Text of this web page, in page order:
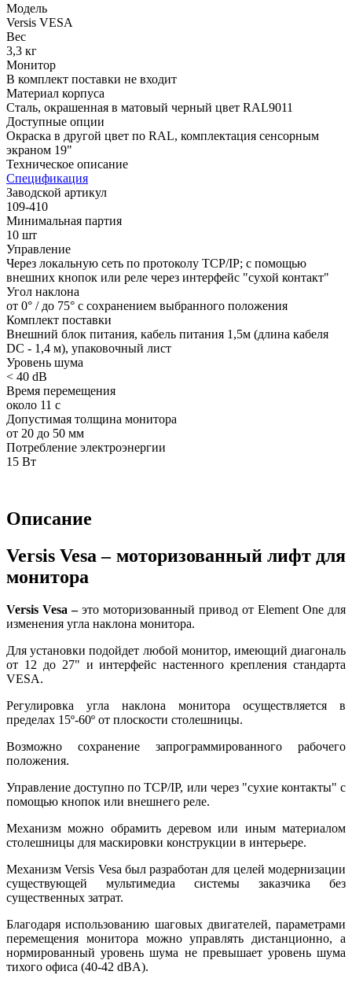
Модель
Versis VESA
Вес
3,3 кг
Монитор
В комплект поставки не входит
Материал корпуса
Сталь, окрашенная в матовый черный цвет RAL9011
Доступные опции
Окраска в другой цвет по RAL, комплектация сенсорным
экраном 19"
Техническое описание
Спецификация
Заводской артикул
109-410
Минимальная партия
10 шт
Управление
Через локальную сеть по протоколу TCP/IP; с помощью
внешних кнопок или реле через интерфейс "сухой контакт"
Угол наклона
от 0° / до 75° с сохранением выбранного положения
Комплект поставки
Внешний блок питания, кабель питания 1,5м (длина кабеля
DC - 1,4 м), упаковочный лист
Уровень шума
< 40 dB
Время перемещения
около 11 с
Допустимая толщина монитора
от 20 до 50 мм
Потребление электроэнергии
15 Вт
Описание
Versis Vesa – моторизованный лифт для
монитора
Versis Vesa – это моторизованный привод от Element One для
изменения угла наклона монитора.
Для установки подойдет любой монитор, имеющий диагональ
от 12 до 27" и интерфейс настенного крепления стандарта
VESA.
Регулировка угла наклона монитора осуществляется в
пределах 15º-60º от плоскости столешницы.
Возможно сохранение запрограммированного рабочего
положения.
Управление доступно по TCP/IP, или через "сухие контакты" с
помощью кнопок или внешнего реле.
Механизм можно обрамить деревом или иным материалом
столешницы для маскировки конструкции в интерьере.
Механизм Versis Vesa был разработан для целей модернизации
существующей мультимедиа системы заказчика без
существенных затрат.
Благодаря использованию шаговых двигателей, параметрами
перемещения монитора можно управлять дистанционно, а
нормированный уровень шума не превышает уровень шума
тихого офиса (40-42 dBA).